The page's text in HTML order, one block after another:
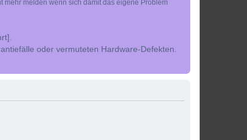
mehr melden wenn sich damit das eigene Problem
oder vermuteten Hardware-Defekten.